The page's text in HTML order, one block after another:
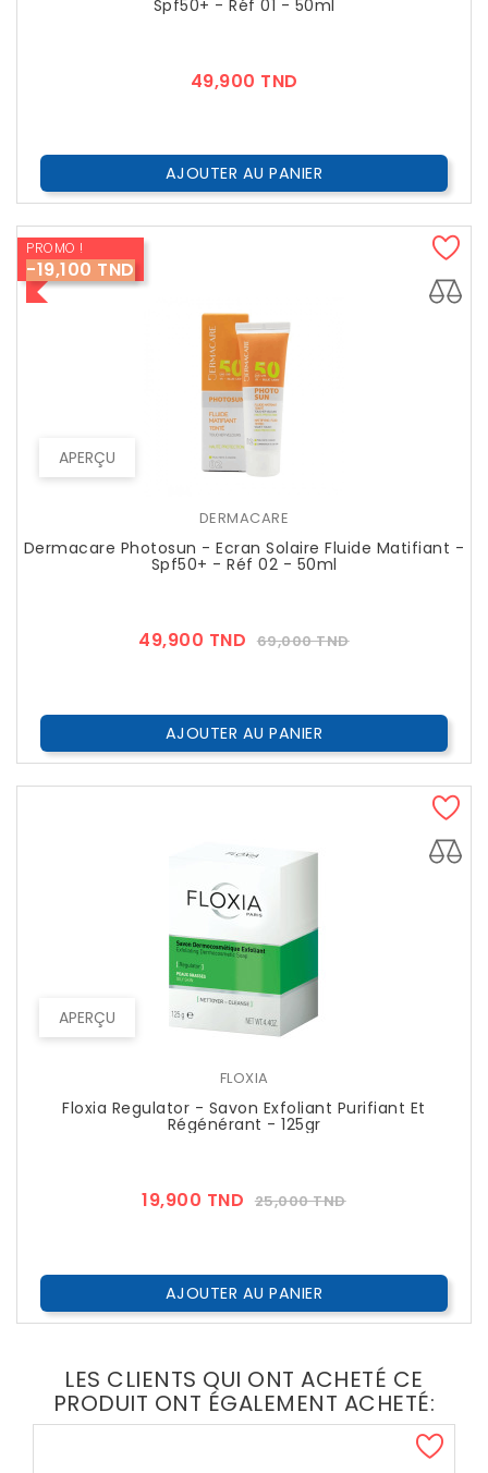
Spf50+ - Réf 01 - 50ml
49,900 TND
AJOUTER AU PANIER
APERÇU
PROMO !
-19,100 TND
DERMACARE
Dermacare Photosun - Ecran Solaire Fluide Matifiant -
Spf50+ - Réf 02 - 50ml
49,900 TND Prix
69,000 TNDPrix
AJOUTER AU PANIER
APERÇU
FLOXIA
Floxia Regulator - Savon Exfoliant Purifiant Et
Régénérant - 125gr
19,900 TND Prix
25,000 TNDPrix
AJOUTER AU PANIER
LES CLIENTS QUI ONT ACHETÉ CE
PRODUIT ONT ÉGALEMENT ACHETÉ: